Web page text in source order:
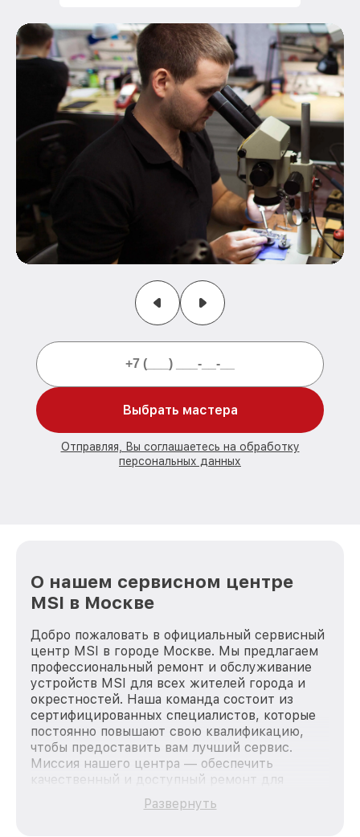
Выбрать мастера
Отправляя, Вы соглашаетесь на обработку
персональных данных
О нашем сервисном центре
MSI в Москве
Добро пожаловать в официальный сервисный
центр MSI в городе Москве. Мы предлагаем
профессиональный ремонт и обслуживание
устройств MSI для всех жителей города и
окрестностей. Наша команда состоит из
сертифицированных специалистов, которые
постоянно повышают свою квалификацию,
чтобы предоставить вам лучший сервис.
Миссия нашего центра — обеспечить
качественный и доступный ремонт для
каждого пользователя продукции MSI, вне
зависимости от сложности поломки. Мы
Развернуть